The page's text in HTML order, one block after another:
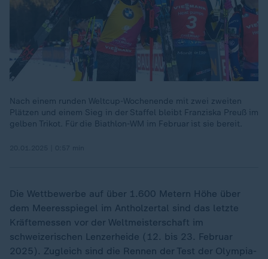
Nach einem runden Weltcup-Wochenende mit zwei zweiten
Plätzen und einem Sieg in der Staffel bleibt Franziska Preuß im
gelben Trikot. Für die Biathlon-WM im Februar ist sie bereit.
Die Wettbewerbe auf über 1.600 Metern Höhe über
dem Meeresspiegel im Antholzertal sind das letzte
Kräftemessen vor der Weltmeisterschaft im
schweizerischen Lenzerheide (12. bis 23. Februar
2025). Zugleich sind die Rennen der Test der Olympia-